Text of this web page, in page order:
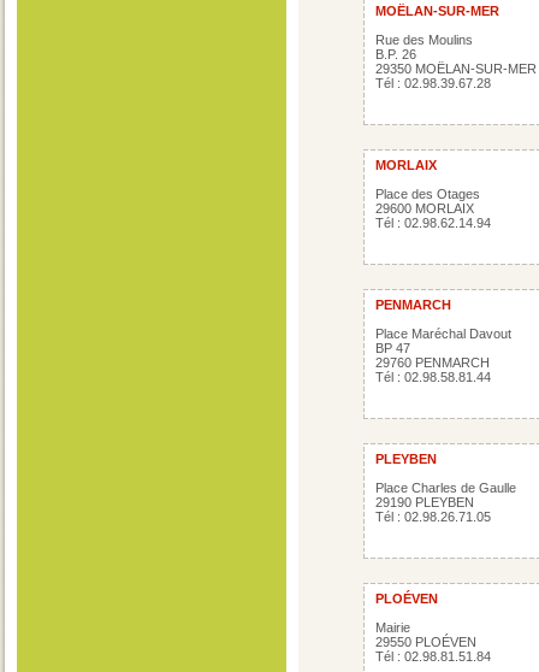
MOËLAN-SUR-MER
Rue des Moulins
B.P. 26
29350 MOËLAN-SUR-MER
Tél : 02.98.39.67.28
MORLAIX
Place des Otages
29600 MORLAIX
Tél : 02.98.62.14.94
PENMARCH
Place Maréchal Davout
BP 47
29760 PENMARCH
Tél : 02.98.58.81.44
PLEYBEN
Place Charles de Gaulle
29190 PLEYBEN
Tél : 02.98.26.71.05
PLOÉVEN
Mairie
29550 PLOÉVEN
Tél : 02.98.81.51.84